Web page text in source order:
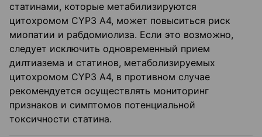
статинами, которые метабилизируются
цитохромом CYP3 А4, может повыситься риск
миопатии и рабдомиолиза. Если это возможно,
следует исключить одновременный прием
дилтиазема и статинов, метаболизируемых
цитохромом CYP3 А4, в противном случае
рекомендуется осуществлять мониторинг
признаков и симптомов потенциальной
токсичности статина.